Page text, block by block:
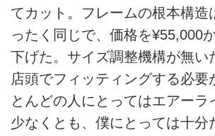
てカット。フレームの根本構造
ったく同じで、価格を¥55,000
下げた。サイズ調整機構が無い
店頭でフィッティングする必要
とんどの人にとってはエアーラ
少なくとも、僕にとっては十分